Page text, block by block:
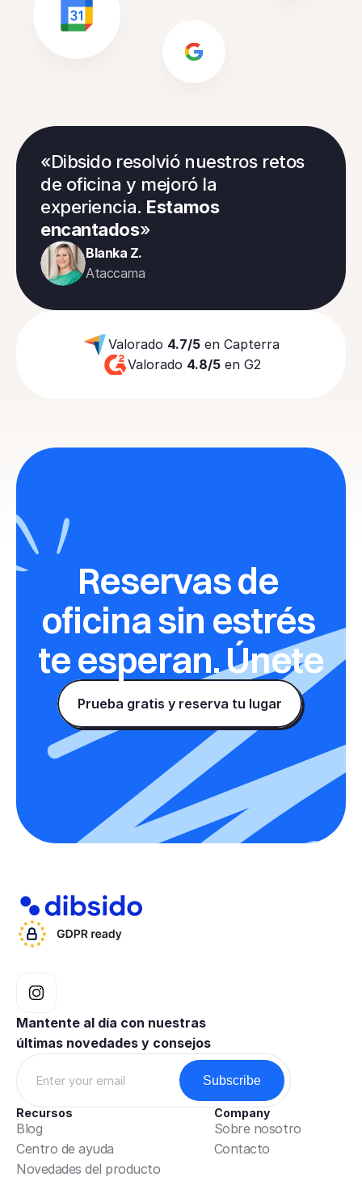
«Dibsido resolvió nuestros retos
de oficina y mejoró la
experiencia. Estamos
encantados»
Blanka Z.
Ataccama
Valorado 4.7/5 en Capterra
Valorado 4.8/5 en G2
Reservas de
oficina sin estrés
te esperan. Únete
Prueba gratis y reserva tu lugar
Recursos
Blog
Centro de ayuda
Novedades del producto
Company
Sobre nosotro
Contacto
Mantente al día con nuestras
últimas novedades y consejos